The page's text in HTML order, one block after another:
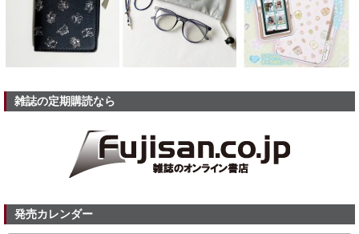
雑誌の定期購読なら
発売カレンダー